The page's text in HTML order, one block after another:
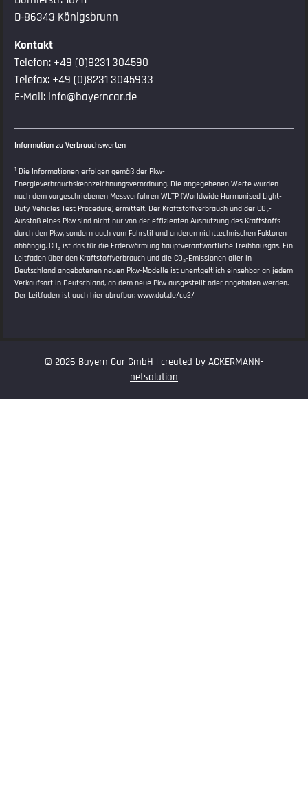
D-86343 Königsbrunn
Kontakt
Telefon: +49 (0)8231 304590
Telefax: +49 (0)8231 3045933
E-Mail: info@bayerncar.de
Information zu Verbrauchswerten
1 Die Informationen erfolgen gemäß der Pkw-
Energieverbrauchskennzeichnungsverordnung. Die angegebenen Werte wurden
nach dem vorgeschriebenen Messverfahren WLTP (Worldwide Harmonised Light-
Duty Vehicles Test Procedure) ermittelt. Der Kraftstoffverbrauch und der CO₂-
Ausstoß eines Pkw sind nicht nur von der effizienten Ausnutzung des Kraftstoffs
durch den Pkw, sondern auch vom Fahrstil und anderen nichttechnischen Faktoren
abhängig. CO₂ ist das für die Erderwärmung hauptverantwortliche Treibhausgas. Ein
Leitfaden über den Kraftstoffverbrauch und die CO₂-Emissionen aller in
Deutschland angebotenen neuen Pkw-Modelle ist unentgeltlich einsehbar an jedem
Verkaufsort in Deutschland, an dem neue Pkw ausgestellt oder angeboten werden.
Der Leitfaden ist auch hier abrufbar: www.dat.de/co2/
© 2026 Bayern Car GmbH | created by ACKERMANN-
netsolution